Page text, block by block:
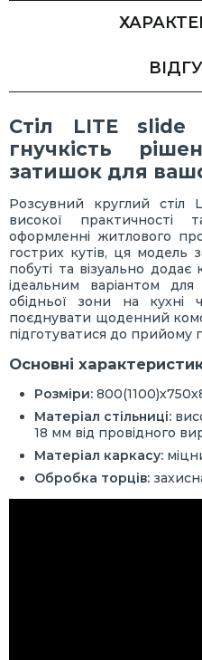
Стіл LITE
гнучкість
затишок для
Розсувний круглий
високої
оформленні житлового
гострих кутів, ця модель
побуті та візуально додає
ідеальним варіантом
обідньої зони на кухні
поєднувати щоденний
підготуватися до прийому
Основні
Розміри:
Матеріал стільниці:
18 мм від провідного
Матеріал каркасу:
Обробка торців: